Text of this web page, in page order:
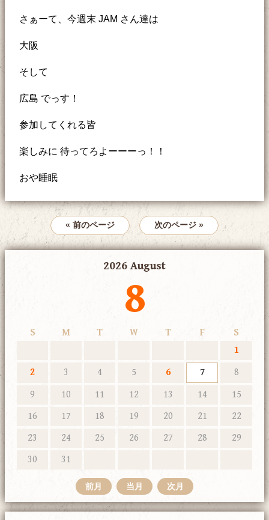
さぁーて、今週末 JAM さん達は
大阪
そして
広島 でっす！
参加してくれる皆
楽しみに 待ってろよーーーっ！！
おや睡眠
« 前のページ 次のページ »
2026 August
8
S M T W T F
S
1
2
3 4 5 6 7
8
9
10 11 12 13 14
15
16
17 18 19 20 21
22
23
24 25 26 27 28
29
30
31
前月 当月 次月